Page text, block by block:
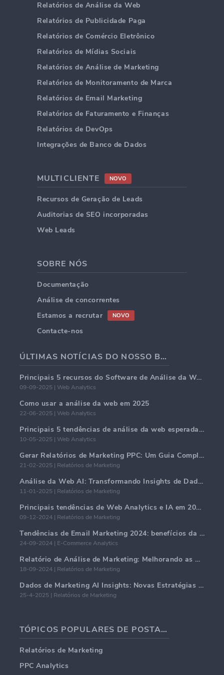
Relatórios de Análise da Web
Relatórios de Publicidade Paga
Relatórios de Comércio Eletrônico
Relatórios de Mídias Sociais
Relatórios de Análise de Marketing
Relatórios de Monitoramento de Marca
Relatórios de Email Marketing
Relatórios de Faturamento e Finanças
Relatórios de DevOps
Integrações de Banco de Dados
MULTICLIENTE NOVO
Recursos de Geração de Leads
Auditorias de SEO incorporadas
Web Leads
SOBRE NÓS
Documentação
Análise de concorrentes
Estamos a recrutar
NOVO
Contacte-nos
ÚLTIMAS NOTÍCIAS DO NOSSO BLOG
Principais 5 recursos do Software de Análise da Web em 2025
09-09-2025 | Web Analytics
Como usar a análise da web em 2025
22-06-2025 | Web Analytics
Principais 5 tendências de análise da web esperadas para dominar em 2025
10-05-2025 | Web Analytics
Gerar Relatórios de Marketing PPC: Um Guia Completo
21-02-2025 | Relatórios de Marketing
Análise da Web AI: Transformando Insights de Dados com Precisão
11-01-2025 | Relatórios de Marketing
Principais tendências de Web Analytics e IA em 2024
09-12-2024 | Relatórios de Marketing
Tendências de Email Marketing 2024: benefícios da hiper-personalização
24-09-2024 | E-Commerce Analytics
Relatório de Análise de Marketing: Melhorando as Percepções de Negócios
18-09-2024 | Relatórios de Marketing
Dados de Marketing AI Insights: Novas Estratégias de Negócios para 2024
25-4-2025 | Relatórios de Marketing
TÓPICOS POPULARES DE POSTAGENS EM BLOG
Relatórios de Marketing
PPC Analytics